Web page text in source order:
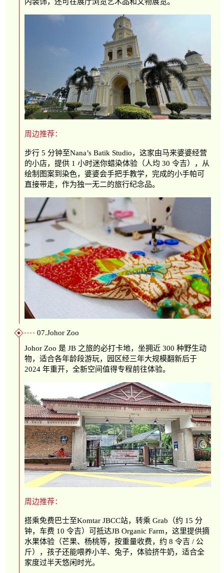
内装饰，还可在展厅浏览艺术品和文物展览。
周边推荐：
步行 5 分钟至Nana’s Batik Studio，这家由马来婆婆经营
的小店，提供 1 小时迷你蜡染体验（人均 30 令吉），从
绘制图案到染色，婆婆会手把手教学，完成的小手帕可
直接带走，作为独一无二的旅行纪念品。
07.Johor Zoo
Johor Zoo 是 JB 之旅的必打卡地，坐拥近 300 种野生动
物，适合各年龄段游玩，园区经三年大规模翻新后于
2024 年重开，全新空间值得专程前往体验。
周边推荐：
搭乘免费巴士至Komtar JBCC站，转乘 Grab（约 15 分
钟，车费 10 令吉）可抵达JB Organic Farm，这里提供摘
水果体验（芒果、杨桃等，按重量收费，约 8 令吉 / 公
斤），孩子还能喂养小羊、兔子，体验挤牛奶，适合全
家度过半天悠闲时光。